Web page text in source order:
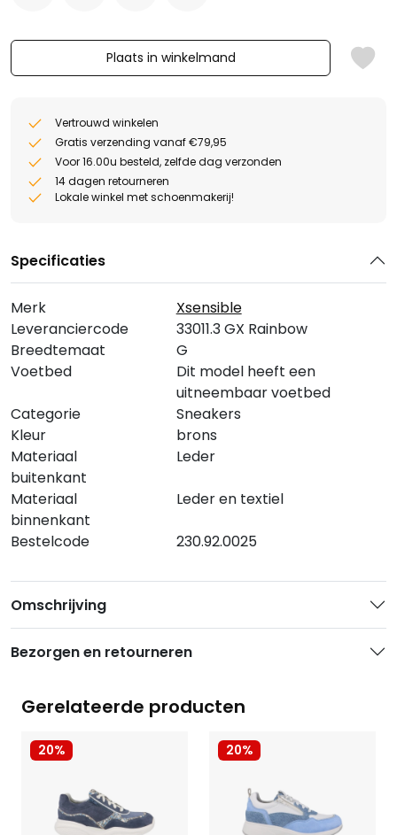
Plaats in winkelmand
Vertrouwd winkelen
Gratis verzending vanaf €79,95
Voor 16.00u besteld, zelfde dag verzonden
14 dagen retourneren
Lokale winkel met schoenmakerij!
Specificaties
Merk
Xsensible
Leveranciercode
33011.3 GX Rainbow
Breedtemaat
G
Voetbed
Dit model heeft een
uitneembaar voetbed
Categorie
Sneakers
Kleur
brons
Materiaal
buitenkant
Leder
Materiaal
binnenkant
Leder en textiel
Bestelcode 230.92.0025
Omschrijving
Bezorgen en retourneren
Gerelateerde producten
20% 20%